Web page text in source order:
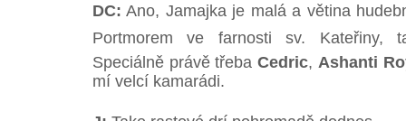
DC: Ano, Jamajka je malá a větina
Portmorem ve farnosti sv. Kateřiny,
Speciálně právě třebaCedric, Ashanti
mí velcí kamarádi.